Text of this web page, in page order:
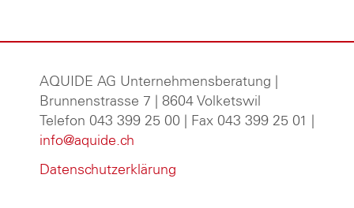
AQUIDE AG Unternehmensberatung
Brunnenstrasse 7 | 8604 Volketswil
Telefon 043 399 25 00 | Fax 043 399 25 01 |
info@aquide.ch
Datenschutzerklärung